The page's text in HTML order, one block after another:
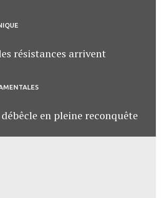
résistances arrivent
débêcle en pleine reconquête